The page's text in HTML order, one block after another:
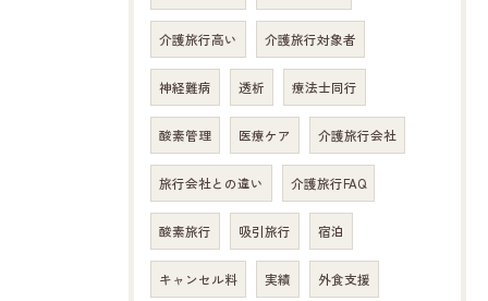
介護旅行高い 介護旅行対象者
神経難病 透析 療法士同行
酸素管理 医療ケア 介護旅行会社
旅行会社との違い 介護旅行FAQ
酸素旅行 吸引旅行 宿泊
キャンセル料 実績 外食支援